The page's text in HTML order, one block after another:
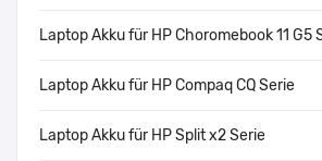
Laptop Akku für HP Choromebook 11 G5
Laptop Akku für HP Compaq CQ Serie
Laptop Akku für HP Split x2 Serie